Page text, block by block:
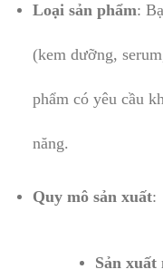
Loại sản phẩm:
(kem dưỡng,
phẩm có yêu cầu
năng.
Quy mô sản xuất:
Sản xuất